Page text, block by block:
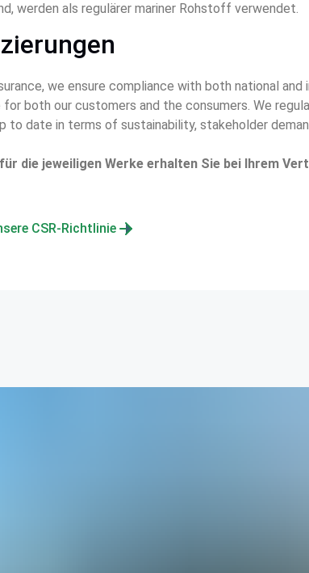
werden als regulärer mariner Rohstoff verwendet.
we ensure compliance with both national
both our customers and the consumers. We
to date in terms of sustainability, stakeholder
die jeweiligen Werke erhalten Sie bei Ihrem
CSR-Richtlinie